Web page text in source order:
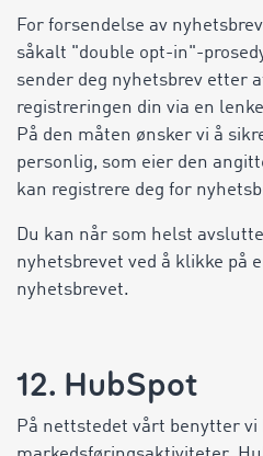
For forsendelse av
såkalt "double opt-in"-
sender deg nyhetsbrev etter
registreringen din via en
På den måten ønsker vi å
personlig, som eier den
kan registrere deg for
Du kan når som helst
nyhetsbrevet ved å klikke på
nyhetsbrevet.
12. HubSpot
På nettstedet vårt benytter vi